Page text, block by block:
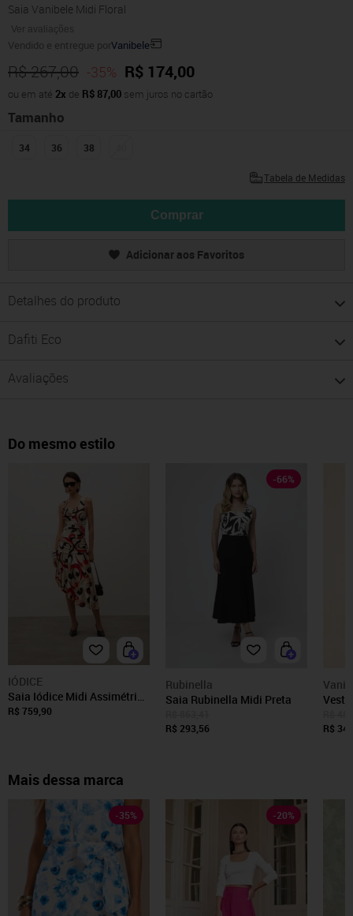
Saia Vanibele Midi Floral
Ver avaliações
Vendido e entregue porVanibele
R$ 267,00 -35% R$ 174,00
ou em até 2x de R$ 87,00 sem juros no cartão
Tamanho
34 36 38
Tabela de Medidas
Comprar
Adicionar aos Favoritos
Detalhes do produto
Dafiti Eco
Avaliações
Do mesmo estilo
IÓDICE
Saia Iódice Midi Assimétrica
Com Franzidos Vermelho
R$ 759,90
-66%
Rubinella
Saia Rubinella Midi Preta
R$ 293,56
R$
Mais dessa marca
-35% -20%